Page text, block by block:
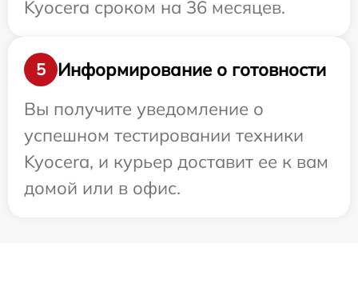
Kyocera сроком на 36 месяцев.
5
Информирование о готовности
Вы получите уведомление о
успешном тестировании техники
Kyocera, и курьер доставит ее к вам
домой или в офис.